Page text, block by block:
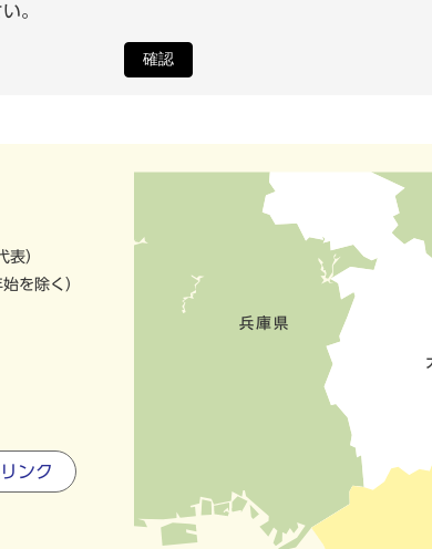
。
確認
）
を除く）
ンク